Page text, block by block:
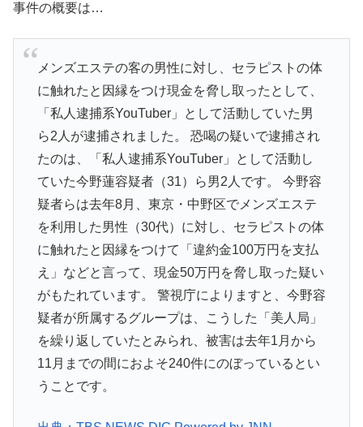
事件の概要は…
メンズエステの客の男性に対し、セラピストの体
に触れたと因縁をつけ現金を脅し取ったとして、
「私人逮捕系YouTuber」として活動していた男
ら2人が逮捕されました。 恐喝の疑いで逮捕され
たのは、「私人逮捕系YouTuber」として活動し
ていた今野蓮容疑者（31）ら男2人です。 今野容
疑者らは去年8月、東京・中野区でメンズエステ
を利用した男性（30代）に対し、セラピストの体
に触れたと因縁をつけて「違約金100万円を支払
え」などと言って、現金50万円を脅し取った疑い
がもたれています。 警視庁によりますと、今野容
疑者が所属するグループは、こうした「美人局」
を繰り返していたとみられ、被害は去年1月から
11月までの間におよそ240件にのぼっているとい
うことです。